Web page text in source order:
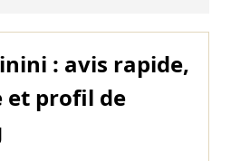
: avis rapide,
et profil de